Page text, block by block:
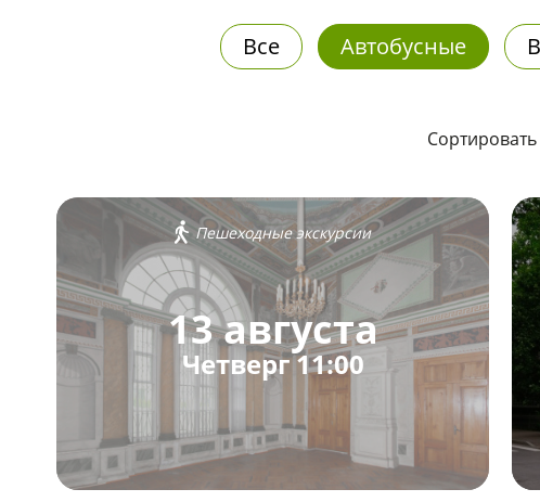
Все Автобусные
Пешеходные экскурсии
13 августа
Четверг 11:00